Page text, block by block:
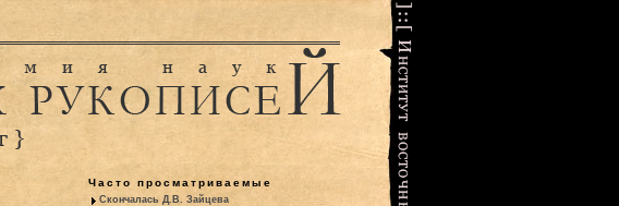
Часто просматриваемые
Скончалась Д.В. Зайцева